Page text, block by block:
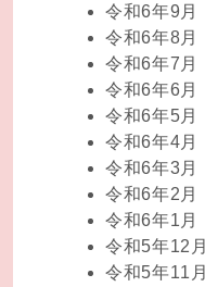
令和6年9月
令和6年8月
令和6年7月
令和6年6月
令和6年5月
令和6年4月
令和6年3月
令和6年2月
令和6年1月
令和5年12月
令和5年11月